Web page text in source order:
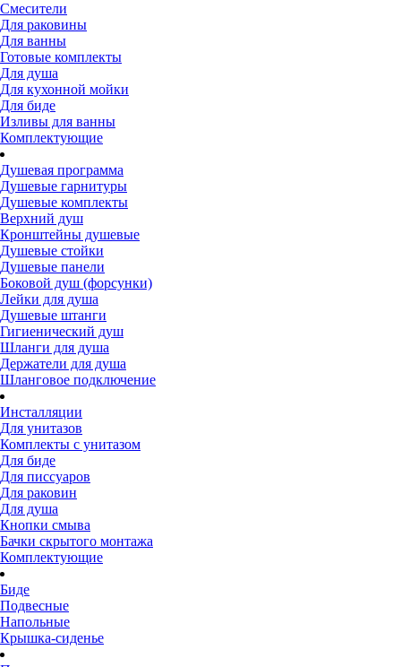
Смесители
Для раковины
Для ванны
Готовые комплекты
Для душа
Для кухонной мойки
Для биде
Изливы для ванны
Комплектующие
Душевая программа
Душевые гарнитуры
Душевые комплекты
Верхний душ
Кронштейны душевые
Душевые стойки
Душевые панели
Боковой душ (форсунки)
Лейки для душа
Душевые штанги
Гигиенический душ
Шланги для душа
Держатели для душа
Шланговое подключение
Инсталляции
Для унитазов
Комплекты с унитазом
Для биде
Для писсуаров
Для раковин
Для душа
Кнопки смыва
Бачки скрытого монтажа
Комплектующие
Биде
Подвесные
Напольные
Крышка-сиденье